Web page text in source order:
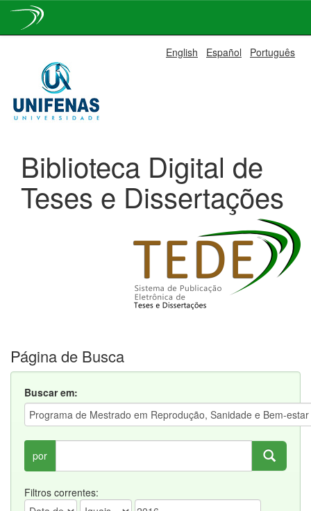
navigation
English Español Português
Biblioteca Digital de
Teses e Dissertações
Página de Busca
Buscar em:
por
Filtros correntes: